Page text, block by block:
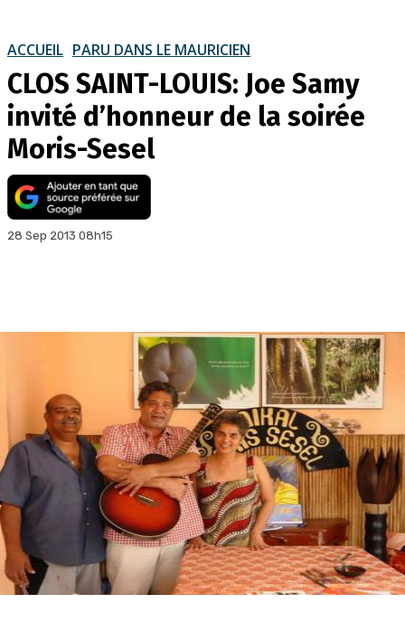
ACCUEIL PARU DANS LE MAURICIEN
CLOS SAINT-LOUIS: Joe Samy
invité d’honneur de la soirée
Moris-Sesel
28 Sep 2013 08h15